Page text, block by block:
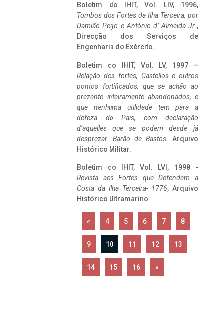
Boletim do IHIT, Vol. LIV, 1996,
Tombos dos Fortes da Ilha Terceira, por
Damião Pego e António d’ Almeida Jr.,
Direcção dos Serviços de
Engenharia do Exército.
Boletim do IHIT, Vol. LV, 1997 –
Relação dos fortes, Castellos e outros
pontos fortificados, que se achão ao
prezente inteiramente abandonados, e
que nenhuma utilidade tem para a
defeza do Pais, com declaração
d’aquelles que se podem desde já
desprezar. Barão de Bastos. Arquivo
Histórico Militar.
Boletim do IHIT, Vol. LVI, 1998 -
Revista aos Fortes que Defendem a
Costa da Ilha Terceira- 1776, Arquivo
Histórico Ultramarino
« 4 5 6 7 8
9 10 11 12 13
14 15 16 »